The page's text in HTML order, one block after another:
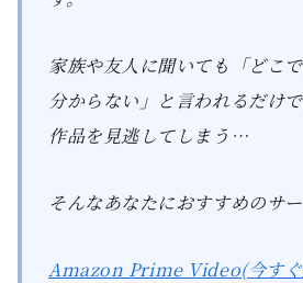
家族や友人に聞いても「どこ
分からない」と言われるだけ
作品を見逃してしまう…
そんなあなたにおすすめのサ
Amazon Prime Video(今すぐ